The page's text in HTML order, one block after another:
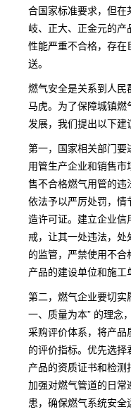
合国家标准要求，但
岐、正大、正金元的
性能严重不合格，存
送。
燃气安全是关系到人
马虎。为了保障城镇
发展，我们提出以下建
第一，国家相关部门
用管生产企业和销售
售不合格燃气用管的
依法予以严厉处罚，
造许可证。建立企业
戒，让其一处违法，处
的监管，严禁使用不
产品的建设单位和施工
第二，燃气企业要切实
一、质量为本” 的理念
采购评价体系，将产
的评价指标。优先选
产品的资质证书和检测
加强对燃气管道的日
患，确保燃气系统安全